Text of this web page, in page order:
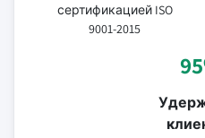
сертификацией ISO
9001-2015